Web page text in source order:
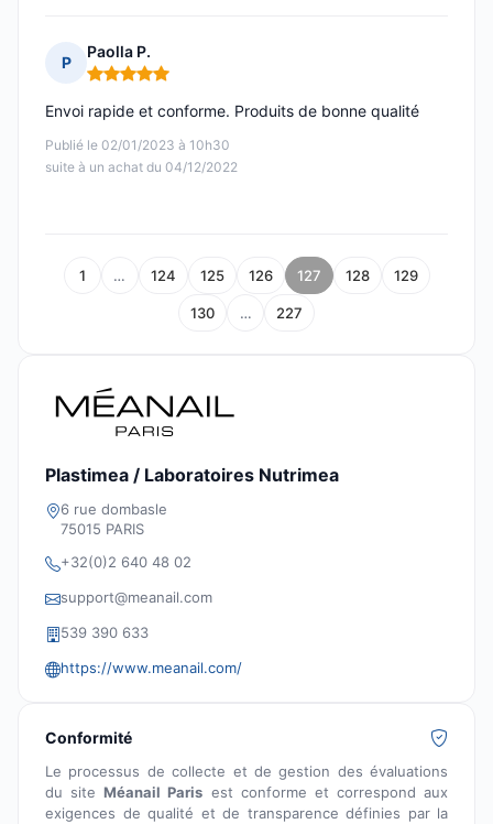
P
Paolla P.
Note : 5 sur 5
Publié le 02/01/2023 à 10h30
suite à un achat du 04/12/2022
Envoi rapide et conforme. Produits de bonne qualité
1 … 124 125 126 127 128 129
130 … 227
Plastimea / Laboratoires Nutrimea
6 rue dombasle
75015 PARIS
+32(0)2 640 48 02
support@meanail.com
539 390 633
https://www.meanail.com/
Conformité
Le processus de collecte et de gestion des évaluations
du siteMéanail Paris est conforme et correspond aux
exigences de qualité et de transparence définies par la